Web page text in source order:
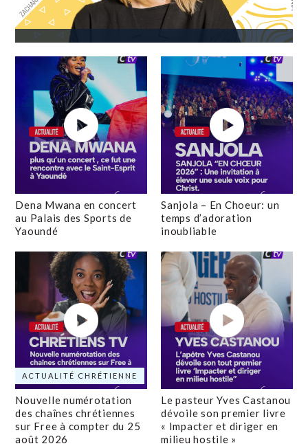
Dena Mwana en concert
au Palais des Sports de
Yaoundé
Sanjola – En Choeur: un
temps d’adoration
inoubliable
ACTUALITÉ CHRÉTIENNE
Nouvelle numérotation
des chaînes chrétiennes
sur Free à compter du 25
août 2026
Le pasteur Yves Castanou
dévoile son premier livre
« Impacter et diriger en
milieu hostile »